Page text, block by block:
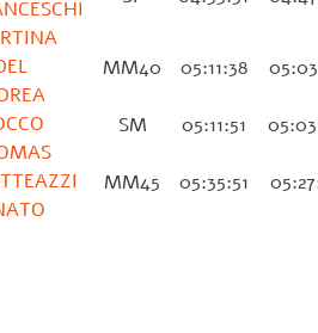
MM40 05:11:38
SM 05:11:51
MM45 05:35:51